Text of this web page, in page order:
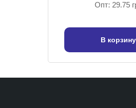
Опт: 29.75
В корзину